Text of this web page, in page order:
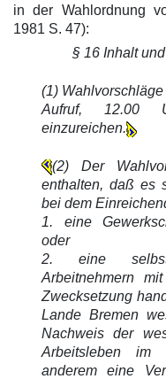
in der Wahlordnung
1981 S. 47):
§ 16 Inhalt
(1)
Aufruf, 12.00
einzureichen.
(2) Der
enthalten, daß es
bei dem
1. eine
oder
2. eine
Arbeitnehmern
Zwecksetzung
Lande Bremen
Nachweis der
Arbeitsleben im
anderem eine